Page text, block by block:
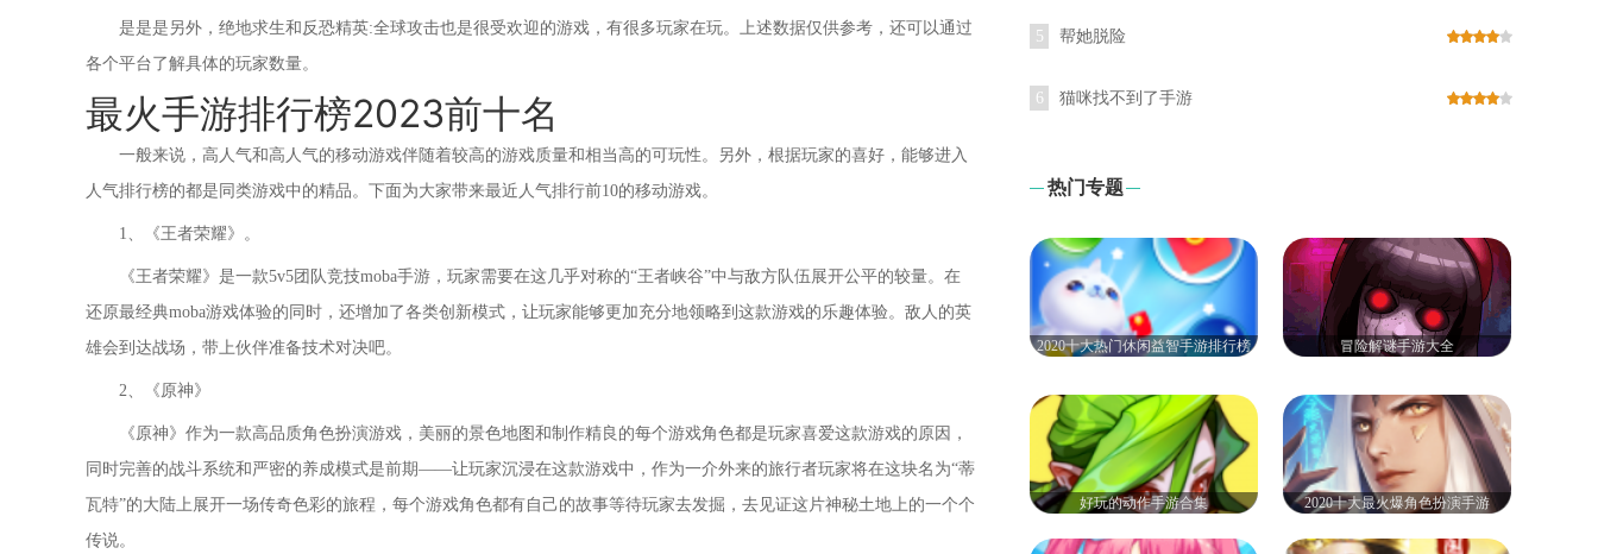
是是是另外，绝地求生和反恐精英:全球攻击也是很受欢迎的游戏，有很多玩家在玩。上述数据仅供参考，还可以通过
各个平台了解具体的玩家数量。
最火手游排行榜2023前十名
一般来说，高人气和高人气的移动游戏伴随着较高的游戏质量和相当高的可玩性。另外，根据玩家的喜好，能够进入
人气排行榜的都是同类游戏中的精品。下面为大家带来最近人气排行前10的移动游戏。
1、《王者荣耀》。
《王者荣耀》是一款5v5团队竞技moba手游，玩家需要在这几乎对称的“王者峡谷”中与敌方队伍展开公平的较量。在
还原最经典moba游戏体验的同时，还增加了各类创新模式，让玩家能够更加充分地领略到这款游戏的乐趣体验。敌人的英
雄会到达战场，带上伙伴准备技术对决吧。
2、《原神》
《原神》作为一款高品质角色扮演游戏，美丽的景色地图和制作精良的每个游戏角色都是玩家喜爱这款游戏的原因，
同时完善的战斗系统和严密的养成模式是前期——让玩家沉浸在这款游戏中，作为一介外来的旅行者玩家将在这块名为“蒂
瓦特”的大陆上展开一场传奇色彩的旅程，每个游戏角色都有自己的故事等待玩家去发掘，去见证这片神秘土地上的一个个
传说。
5 帮她脱险
6 猫咪找不到了手游
热门专题
2020十大热门休闲益智手游排行榜 冒险解谜手游大全
好玩的动作手游合集 2020十大最火爆角色扮演手游